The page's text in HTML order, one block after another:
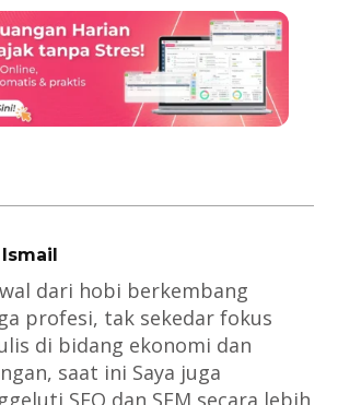
Ismail
dari hobi berkembang
profesi, tak sekedar fokus
di bidang ekonomi dan
saat ini Saya juga